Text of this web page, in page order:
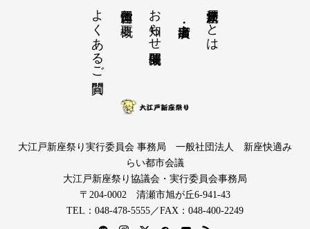
大江戸新座祭りとは
お知らせ開催概要
運営団体と概要
よくあるご質問
大江戸新座祭り実行委員会 事務局 一般社団法人 新座快適み
らい都市会議
大江戸新座祭り協議会・実行委員会事務局
〒204-0002 清瀬市旭が丘6-941-43
TEL：048-478-5555／FAX：048-400-2249